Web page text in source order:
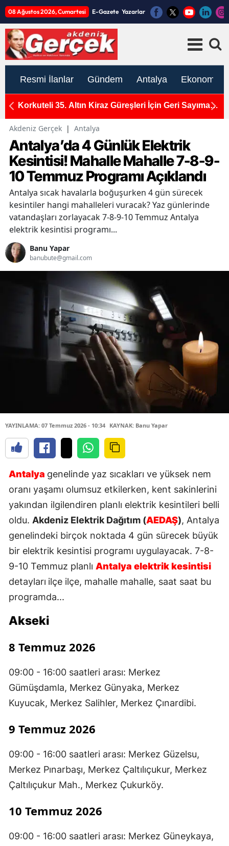
08 Ağustos 2026, Cumartesi E-Gazete Yazarlar
Resmi İlanlar Gündem Antalya Ekonomi
UNESCO Dünya Miras Komitesi Yeni Listeyi
Akdeniz Gerçek | Antalya
Antalya’da 4 Günlük Elektrik
Kesintisi! Mahalle Mahalle 7-8-9-
10 Temmuz Programı Açıklandı
Antalya sıcak havalarla boğuşurken 4 gün sürecek
kesintiler hangi mahalleleri vuracak? Yaz günlerinde
vatandaşları zorlayacak 7-8-9-10 Temmuz Antalya
elektrik kesintisi programı...
Banu Yapar
banubute@gmail.com
YAYINLAMA: 07 Temmuz 2026 - 10:34 KAYNAK: Banu Yapar
Antalya genelinde yaz sıcakları ve yüksek nem
oranı yaşamı olumsuz etkilerken, kent sakinlerini
yakından ilgilendiren planlı elektrik kesintileri belli
oldu. Akdeniz Elektrik Dağıtım (AEDAŞ), Antalya
genelindeki birçok noktada 4 gün sürecek büyük
bir elektrik kesintisi programı uygulayacak. 7-8-
9-10 Temmuz planlı Antalya elektrik kesintisi
detayları ilçe ilçe, mahalle mahalle, saat saat bu
programda...
Akseki
8 Temmuz 2026
09:00 - 16:00 saatleri arası: Merkez
Gümüşdamla, Merkez Günyaka, Merkez
Kuyucak, Merkez Salihler, Merkez Çınardibi.
9 Temmuz 2026
09:00 - 16:00 saatleri arası: Merkez Güzelsu,
Merkez Pınarbaşı, Merkez Çaltılıçukur, Merkez
Çaltılıçukur Mah., Merkez Çukurköy.
10 Temmuz 2026
09:00 - 16:00 saatleri arası: Merkez Güneykaya,